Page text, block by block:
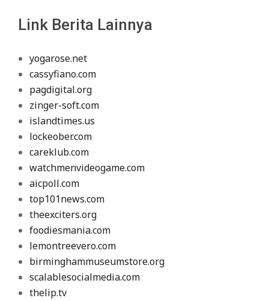
Link Berita Lainnya
yogarose.net
cassyfiano.com
pagdigital.org
zinger-soft.com
islandtimes.us
lockeober.com
careklub.com
watchmenvideogame.com
aicpoll.com
top101news.com
theexciters.org
foodiesmania.com
lemontreevero.com
birminghammuseumstore.org
scalablesocialmedia.com
thelip.tv